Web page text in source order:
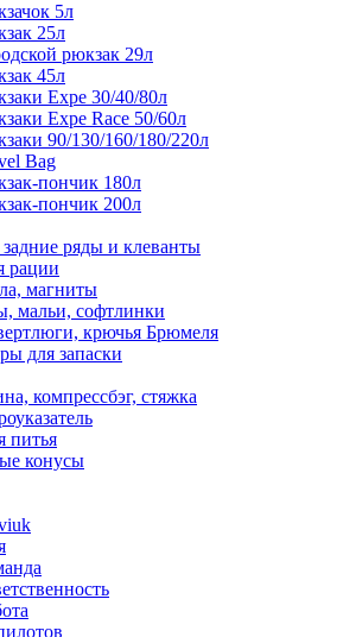
5л
25л
рюкзак 29л
45л
Expe 30/40/80л
Expe Race 50/60л
90/130/160/180/220л
Bag
пончик 180л
пончик 200л
ряды и клеванты
рации
магниты
мальи, софтлинки
крючья Брюмеля
для запаски
компрессбэг, стяжка
питья
конусы